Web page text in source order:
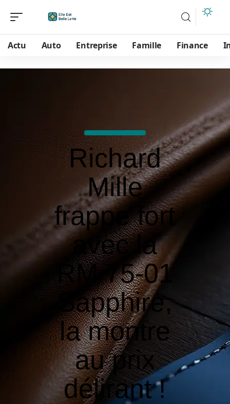
Actu Auto Entreprise Famille Finance
Richard
Mille
frappe fort
avec la
RM 75-01
Sapphire,
la montre
au prix
délirant !